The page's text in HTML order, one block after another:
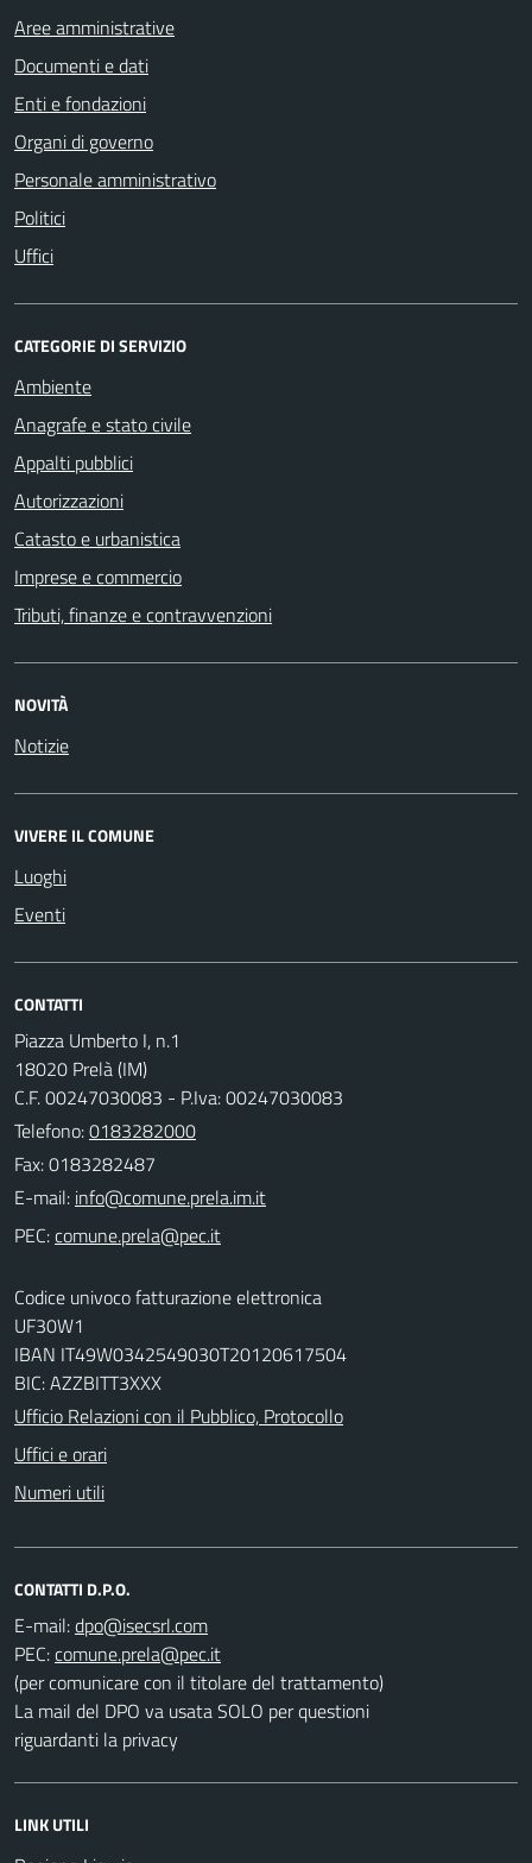
Aree amministrative
Documenti e dati
Enti e fondazioni
Organi di governo
Personale amministrativo
Politici
Uffici
CATEGORIE DI SERVIZIO
Ambiente
Anagrafe e stato civile
Appalti pubblici
Autorizzazioni
Catasto e urbanistica
Imprese e commercio
Tributi, finanze e contravvenzioni
NOVITÀ
Notizie
VIVERE IL COMUNE
Luoghi
Eventi
CONTATTI
Piazza Umberto I, n.1
18020 Prelà (IM)
C.F. 00247030083 - P.Iva: 00247030083
Telefono:0183282000
Fax: 0183282487
E-mail:
PEC:
Codice univoco fatturazione elettronica
UF30W1
IBAN IT49W0342549030T20120617504
BIC: AZZBITT3XXX
Ufficio Relazioni con il Pubblico, Protocollo
Uffici e orari
Numeri utili
CONTATTI D.P.O.
E-mail:
PEC:
(per comunicare con il titolare del trattamento)
La mail del DPO va usata SOLO per questioni
riguardanti la privacy
LINK UTILI